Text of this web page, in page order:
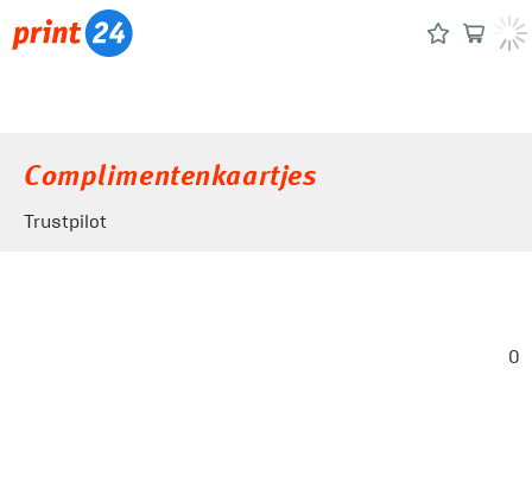
Complimentenkaartjes
Trustpilot
0